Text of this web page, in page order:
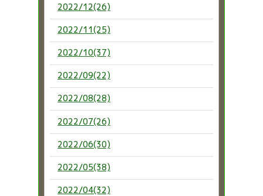
2022/12(26)
2022/11(25)
2022/10(37)
2022/09(22)
2022/08(28)
2022/07(26)
2022/06(30)
2022/05(38)
2022/04(32)